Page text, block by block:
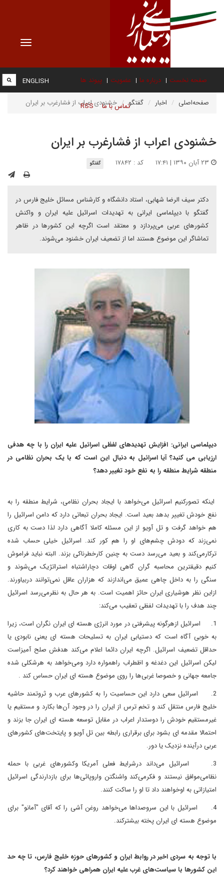
Toggle
صفحه نخست درباره ما عضویت پیوند ها
تماس با ما RSS
ENGLISH
صفحه‌اصلی اخبار گفتگو خشنودی اعراب از فشارغرب بر ایران
خشنودی اعراب از فشارغرب بر ایران
کد : ۱۷۸۴۲ گفتگو
دکتر سیف الرضا شهابی،‌ استاد دانشگاه و کارشناس مسائل خلیج فارس در
گفتگو با دیپلماسی ایرانی به تهدیدات اسرائیل علیه ایران و واکنش
کشورهای عربی می‌پردازد و معتقد است اگرچه این کشورها در ظاهر
تماشاگر این موضوع هستند اما از تضعیف ایران خشنود می‌شوند.
دیپلماسی ایرانی: افزایش تهدید‌های لفظی اسرائیل علیه ایران را با چه هدفی
ارزیابی می کنید؟ آیا اسرائیل به دنبال این است که با یک بحران نظامی در
منطقه شرایط منطقه را به نفع خود تغییر دهد؟
اینکه تصورکنیم اسرائیل می‌خواهد با ایجاد بحران نظامی،‌ شرایط منطقه را به
نفع خودش تغییر بدهد بعید است. ایجاد بحران تبعاتی دارد که دامن اسرائیل را
هم خواهد گرفت و تل آویو از این مسئله کاملا آگاهی دارد لذا دست به کاری
نمی‌زند که دودش چشم‌های او را هم کور کند. اسرائیل خیلی حساب شده
ترکارمی‌کند و بعید می‌رسد دست به چنین کارخطرناکی بزند. البته نباید فراموش
کنیم دقیقترین محاسبه گران گاهی اوقات دچاراشتباه استراتژیک می‌شوند و
سنگی را به داخل چاهی عمیق می‌اندازند که هزاران عاقل نمی‌توانند دربیاورند.
ازاین نظر هوشیاری ایران حائز اهمیت است. به هر حال به نظرمی‌رسد اسرائیل
چند هدف را با تهدیدات لفظی تعقیب می‌کند:‌
1.
اسرائیل ازهرگونه پیشرفتی در مورد انرژی هسته ای ایران نگران است، زیرا
به خوبی آگاه است که دستیابی ایران به تسلیحات هسته ای یعنی نابودی یا
حداقل تضعیف اسرائیل. اگرچه ایران دائما اعلام می‌کند هدفش صلح آمیزاست
لیکن اسرائیل این دغدغه و اظطراب راهمواره دارد ومی‌خواهد به هرشکلی شده
جامعه جهانی و خصوصا غربی‌ها را روی موضوع هسته ای ایران حساس کند .
2.
اسرائیل سعی دارد این حساسیت را به کشورهای عرب و ثروتمند حاشیه
خلیج فارس منتقل کند و تخم ترس از ایران را در وجود آن‌ها بکارد و مستقیم یا
غیرمستقیم خودش را دوستدار اعراب در مقابل توسعه هسته ای ایران جا بزند و
احتمالا مقدمه ای بشود برای برقراری رابطه بین تل آویو و پایتخت‌های کشورهای
عربی درآینده نزدیک یا دور.
3.
اسرائیل می‌داند درشرایط فعلی آمریکا وکشورهای غربی با حمله
نظامی‌موافق نیستند و فکرمی‌کند واشنگتن واروپائی‌ها برای بازدارندگی اسرائیل
امتیازاتی به اوخواهند داد تا او را ساکت کنند.
4.
اسرائیل با این سروصداها می‌خواهد روغن آشی را که آقای "آمانو" برای
موضوع هسته ای ایران پخته بیشترکند.
با توجه به سردی اخیر در روابط ایران و کشورهای حوزه خلیج فارس، تا چه حد
این کشورها با سیاست‌های غرب علیه ایران همراهی خواهند کرد؟